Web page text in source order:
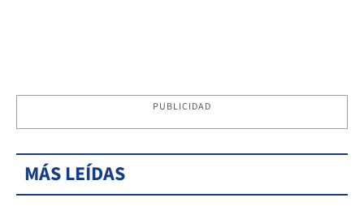
PUBLICIDAD
MÁS LEÍDAS